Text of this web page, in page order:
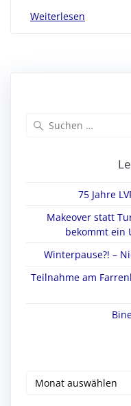
Weiterlesen
75 Jahre
Makeover statt
bekommt ein
Winterpause?! –
Teilnahme am